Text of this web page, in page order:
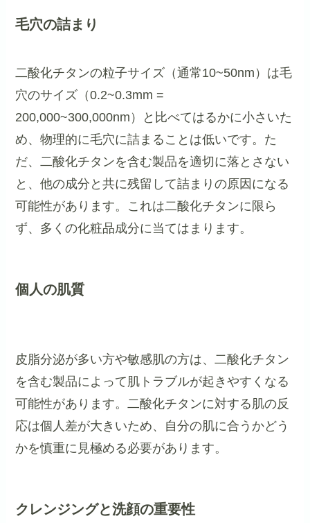
毛穴の詰まり
二酸化チタンの粒子サイズ（通常10~50nm）は毛
穴のサイズ（0.2~0.3mm =
200,000~300,000nm）と比べてはるかに小さいた
め、物理的に毛穴に詰まることは低いです。た
だ、二酸化チタンを含む製品を適切に落とさない
と、他の成分と共に残留して詰まりの原因になる
可能性があります。これは二酸化チタンに限ら
ず、多くの化粧品成分に当てはまります。
個人の肌質
皮脂分泌が多い方や敏感肌の方は、二酸化チタン
を含む製品によって肌トラブルが起きやすくなる
可能性があります。二酸化チタンに対する肌の反
応は個人差が大きいため、自分の肌に合うかどう
かを慎重に見極める必要があります。
クレンジングと洗顔の重要性